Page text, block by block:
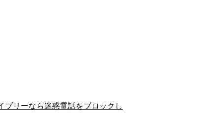
ブリーなら迷惑電話をブロックし